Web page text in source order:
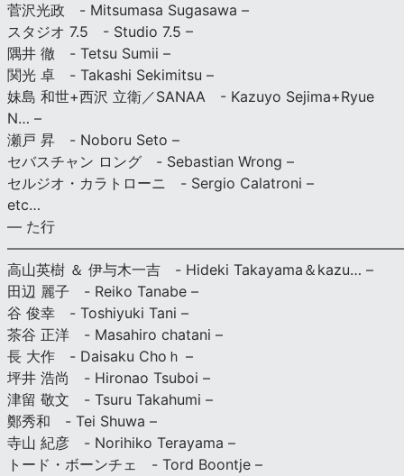
菅沢光政 - Mitsumasa Sugasawa –
スタジオ 7.5 - Studio 7.5 –
隅井 徹 - Tetsu Sumii –
関光 卓 - Takashi Sekimitsu –
妹島 和世+西沢 立衛／SANAA - Kazuyo Sejima+Ryue
N… –
瀬戸 昇 - Noboru Seto –
セバスチャン ロング - Sebastian Wrong –
セルジオ・カラトローニ - Sergio Calatroni –
etc…
— た行
高山英樹 ＆ 伊与木一吉 - Hideki Takayama＆kazu… –
田辺 麗子 - Reiko Tanabe –
谷 俊幸 - Toshiyuki Tani –
茶谷 正洋 - Masahiro chatani –
長 大作 - Daisaku Choｈ –
坪井 浩尚 - Hironao Tsuboi –
津留 敬文 - Tsuru Takahumi –
鄭秀和 - Tei Shuwa –
寺山 紀彦 - Norihiko Terayama –
トード・ボーンチェ - Tord Boontje –